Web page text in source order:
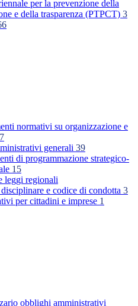
per la prevenzione della
e della trasparenza (PTPCT) 3
normativi su organizzazione e
7
generali 39
di programmazione strategico-
15
leggi regionali
e codice di condotta 3
per cittadini e imprese 1
obblighi amministrativi